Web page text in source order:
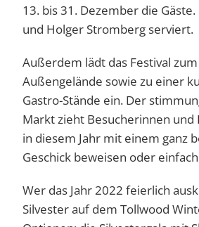
13. bis 31. Dezember die
und Holger Stromberg serviert.
Außerdem lädt das Festival
Außengelände sowie zu einer
Gastro-Stände ein. Der
Markt zieht Besucherinnen und
in diesem Jahr mit einem ganz
Geschick beweisen oder
Wer das Jahr 2022 feierlich
Silvester auf dem Tollwood